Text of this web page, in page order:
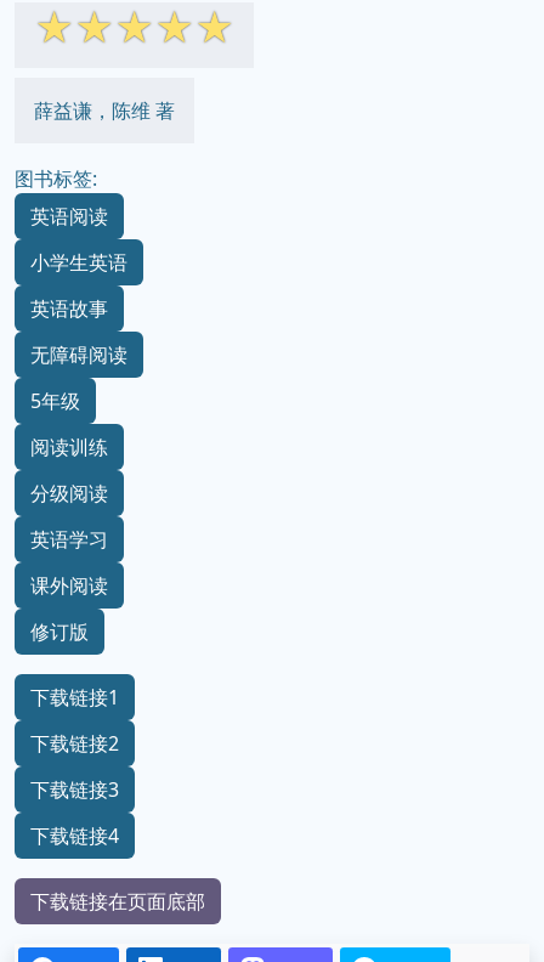
☆☆☆☆☆
薛益谦，陈维 著
图书标签:
英语阅读
小学生英语
英语故事
无障碍阅读
5年级
阅读训练
分级阅读
英语学习
课外阅读
修订版
下载链接1
下载链接2
下载链接3
下载链接4
下载链接在页面底部